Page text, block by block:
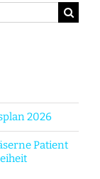
2026
Patient